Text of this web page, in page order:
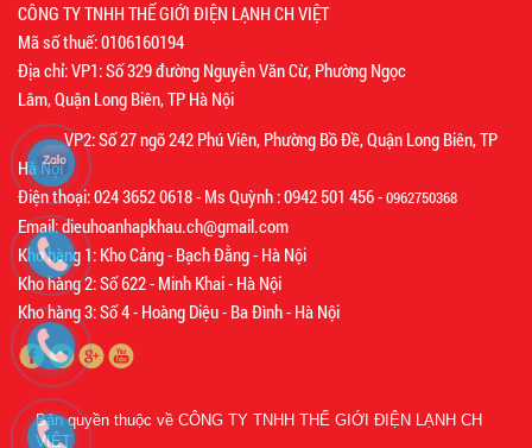
CÔNG TY TNHH THẾ GIỚI ĐIỆN LẠNH CH VIỆT
Mã số thuế: 0106160194
Địa chỉ: VP1: Số 329 đường Nguyễn Văn Cừ, Phường Ngọc
Lâm, Quận Long Biên, TP Hà Nội
VP2: Số 27 ngõ 242 Phú Viên, Phường Bồ Đề, Quận Long Biên, TP
Hà Nội
Điện thoại: 024 3652 0618 - Ms Quỳnh : 0942 501 456 -0962750368
Email: dieuhoanhapkhau.ch@gmail.com
Kho hàng 1: Kho Cảng - Bạch Đằng - Hà Nội
Kho hàng 2: Số 622 - Minh Khai - Hà Nội
Kho hàng 3: Số 4 - Hoàng Diệu - Ba Đình - Hà Nội
Bản quyền thuộc về CÔNG TY TNHH THẾ GIỚI ĐIỆN LẠNH CH
VIỆT